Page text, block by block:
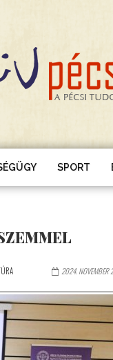
SPORT
2024. NOVEMBER